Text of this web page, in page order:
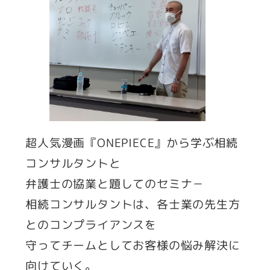
超人気漫画『ONEPIECE』から学ぶ相続
コンサルタントと
弁護士の協業と題してのセミナ－
相続コンサルタントは、各士業の先生方
とのコンプライアンスを
守ってチームとしてお客様の悩み解決に
向けていく。